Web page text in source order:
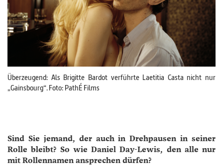
Überzeugend: Als Brigitte Bardot verführte Laetitia Casta nicht nur
„Gainsbourg“. Foto: PathÉ Films
Sind Sie jemand, der auch in Drehpausen in seiner
Rolle bleibt? So wie Daniel Day-Lewis, den alle nur
mit Rollennamen ansprechen dürfen?